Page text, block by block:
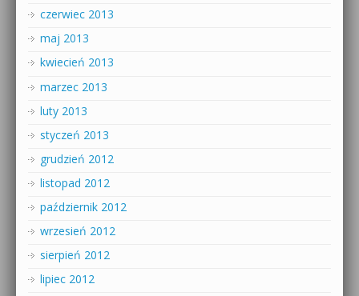
czerwiec 2013
maj 2013
kwiecień 2013
marzec 2013
luty 2013
styczeń 2013
grudzień 2012
listopad 2012
październik 2012
wrzesień 2012
sierpień 2012
lipiec 2012